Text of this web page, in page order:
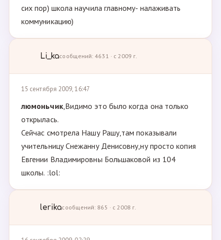
сих пор) школа научила главному- налаживать
коммуникацию)
Li_kaсообщений: 4631 · с 2009 г.
15 сентября 2009, 16:47
люмоньчик,Видимо это было когда она только
открылась.
Сейчас смотрела Нашу Рашу,там показывали
учительницу Снежанну Денисовну,ну просто копия
Евгении Владимировны Большаковой из 104
школы. :lol:
lerikaсообщений: 865 · с 2008 г.